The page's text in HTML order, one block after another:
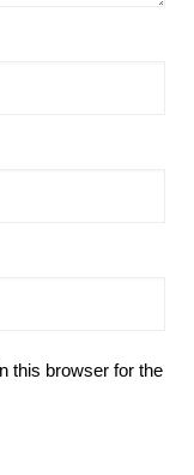
this browser for the